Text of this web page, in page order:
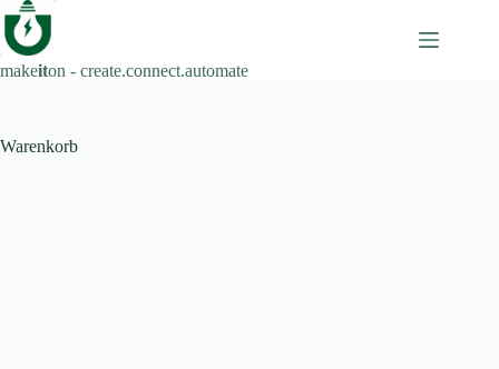
Zum
Inhalt
springen
makeiton - create.connect.automate
Warenkorb